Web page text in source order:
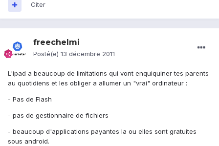
Citer
freechelmi
Posté(e) 13 décembre 2011
L'ipad a beaucoup de limitations qui vont enquiquiner tes parents
au quotidiens et les obliger a allumer un "vrai" ordinateur :
- Pas de Flash
- pas de gestionnaire de fichiers
- beaucoup d'applications payantes la ou elles sont gratuites
sous android.